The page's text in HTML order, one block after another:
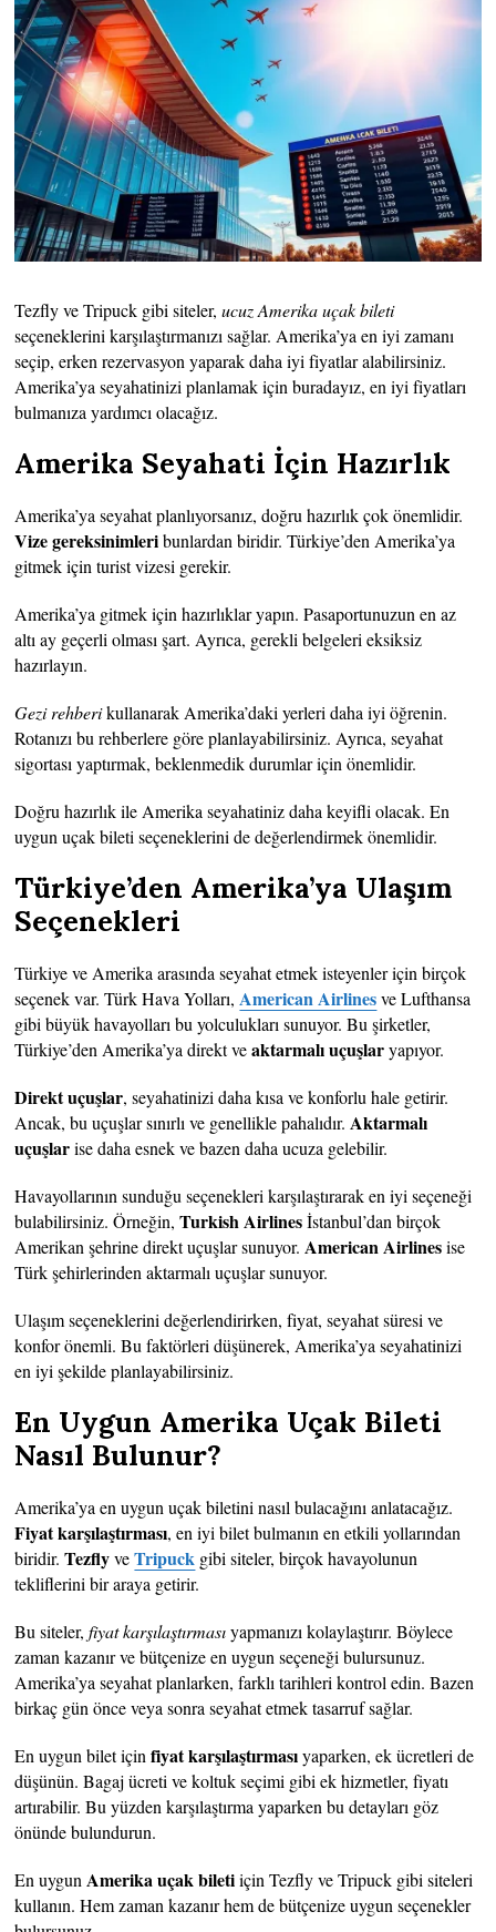
Tezfly ve Tripuck gibi siteler,ucuz Amerika uçak bileti
seçeneklerini karşılaştırmanızı sağlar. Amerika’ya en iyi zamanı
seçip, erken rezervasyon yaparak daha iyi fiyatlar alabilirsiniz.
Amerika’ya seyahatinizi planlamak için buradayız, en iyi fiyatları
bulmanıza yardımcı olacağız.
Amerika Seyahati İçin Hazırlık
Amerika’ya seyahat planlıyorsanız, doğru hazırlık çok önemlidir.
Vize gereksinimleribunlardan biridir. Türkiye’den Amerika’ya
gitmek için turist vizesi gerekir.
Amerika’ya gitmek için hazırlıklar yapın. Pasaportunuzun en az
altı ay geçerli olması şart. Ayrıca, gerekli belgeleri eksiksiz
hazırlayın.
Gezi rehberikullanarak Amerika’daki yerleri daha iyi öğrenin.
Rotanızı bu rehberlere göre planlayabilirsiniz. Ayrıca, seyahat
sigortası yaptırmak, beklenmedik durumlar için önemlidir.
Doğru hazırlık ile Amerika seyahatiniz daha keyifli olacak. En
uygun uçak bileti seçeneklerini de değerlendirmek önemlidir.
Türkiye’den Amerika’ya Ulaşım
Seçenekleri
Türkiye ve Amerika arasında seyahat etmek isteyenler için birçok
seçenek var. Türk Hava Yolları, American Airlinesve Lufthansa
gibi büyük havayolları bu yolculukları sunuyor. Bu şirketler,
Türkiye’den Amerika’ya direkt veaktarmalı uçuşlaryapıyor.
Direkt uçuşlar, seyahatinizi daha kısa ve konforlu hale getirir.
Ancak, bu uçuşlar sınırlı ve genellikle pahalıdır. Aktarmalı
uçuşlarise daha esnek ve bazen daha ucuza gelebilir.
Havayollarının sunduğu seçenekleri karşılaştırarak en iyi seçeneği
bulabilirsiniz. Örneğin,Turkish Airlinesİstanbul’dan birçok
Amerikan şehrine direkt uçuşlar sunuyor. American Airlinesise
Türk şehirlerinden aktarmalı uçuşlar sunuyor.
Ulaşım seçeneklerini değerlendirirken, fiyat, seyahat süresi ve
konfor önemli. Bu faktörleri düşünerek, Amerika’ya seyahatinizi
en iyi şekilde planlayabilirsiniz.
En Uygun Amerika Uçak Bileti
Nasıl Bulunur?
Amerika’ya en uygun uçak biletini nasıl bulacağını anlatacağız.
Fiyat karşılaştırması, en iyi bilet bulmanın en etkili yollarından
biridir.TezflyveTripuck gibi siteler, birçok havayolunun
tekliflerini bir araya getirir.
Bu siteler,fiyat karşılaştırmasıyapmanızı kolaylaştırır. Böylece
zaman kazanır ve bütçenize en uygun seçeneği bulursunuz.
Amerika’ya seyahat planlarken, farklı tarihleri kontrol edin. Bazen
birkaç gün önce veya sonra seyahat etmek tasarruf sağlar.
En uygun bilet içinfiyat karşılaştırmasıyaparken, ek ücretleri de
düşünün. Bagaj ücreti ve koltuk seçimi gibi ek hizmetler, fiyatı
artırabilir. Bu yüzden karşılaştırma yaparken bu detayları göz
önünde bulundurun.
En uygun Amerika uçak biletiiçin Tezfly ve Tripuck gibi siteleri
kullanın. Hem zaman kazanır hem de bütçenize uygun seçenekler